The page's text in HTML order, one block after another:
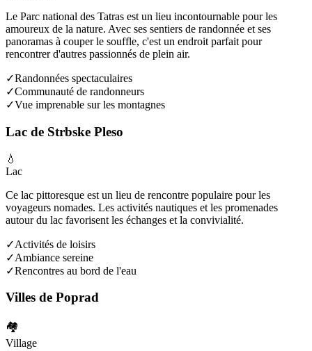
Le Parc national des Tatras est un lieu incontournable pour les
amoureux de la nature. Avec ses sentiers de randonnée et ses
panoramas à couper le souffle, c'est un endroit parfait pour
rencontrer d'autres passionnés de plein air.
✓Randonnées spectaculaires
✓Communauté de randonneurs
✓Vue imprenable sur les montagnes
Lac de Strbske Pleso
💧
Lac
Ce lac pittoresque est un lieu de rencontre populaire pour les
voyageurs nomades. Les activités nautiques et les promenades
autour du lac favorisent les échanges et la convivialité.
✓Activités de loisirs
✓Ambiance sereine
✓Rencontres au bord de l'eau
Villes de Poprad
🏘️
Village